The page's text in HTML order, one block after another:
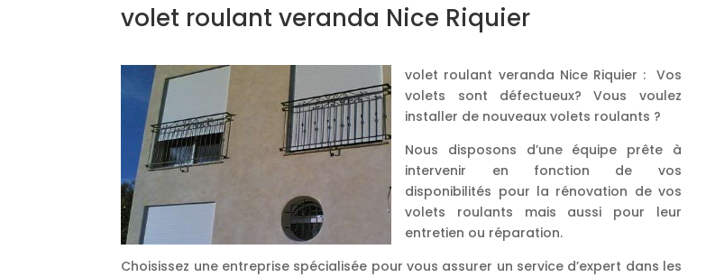
volet roulant veranda Nice Riquier
volet roulant veranda Nice Riquier : Vos
volets sont défectueux? Vous voulez
installer de nouveaux volets roulants ?
Nous disposons d’une équipe prête à
intervenir en fonction de vos
disponibilités pour la rénovation de vos
volets roulants mais aussi pour leur
entretien ou réparation.
Choisissez une entreprise spécialisée pour vous assurer un service d’expert dans les